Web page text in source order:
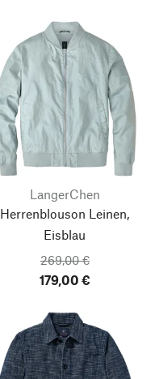
LangerChen
Herrenblouson Leinen,
Eisblau
269,00 €
179,00 €